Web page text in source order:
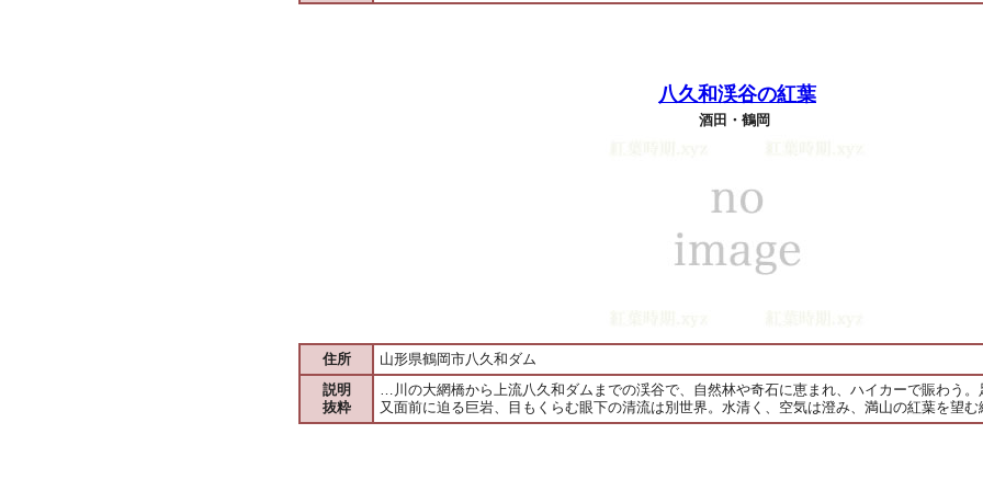
八久和渓谷の紅葉
酒田・鶴岡
住所
山形県鶴岡市八久和ダム
説明
抜粋
…川の大網橋から上流八久和ダムまでの渓谷で、自然林や奇石に恵まれ、ハイカーで賑わう
又面前に迫る巨岩、目もくらむ眼下の清流は別世界。水清く、空気は澄み、満山の紅葉を望む